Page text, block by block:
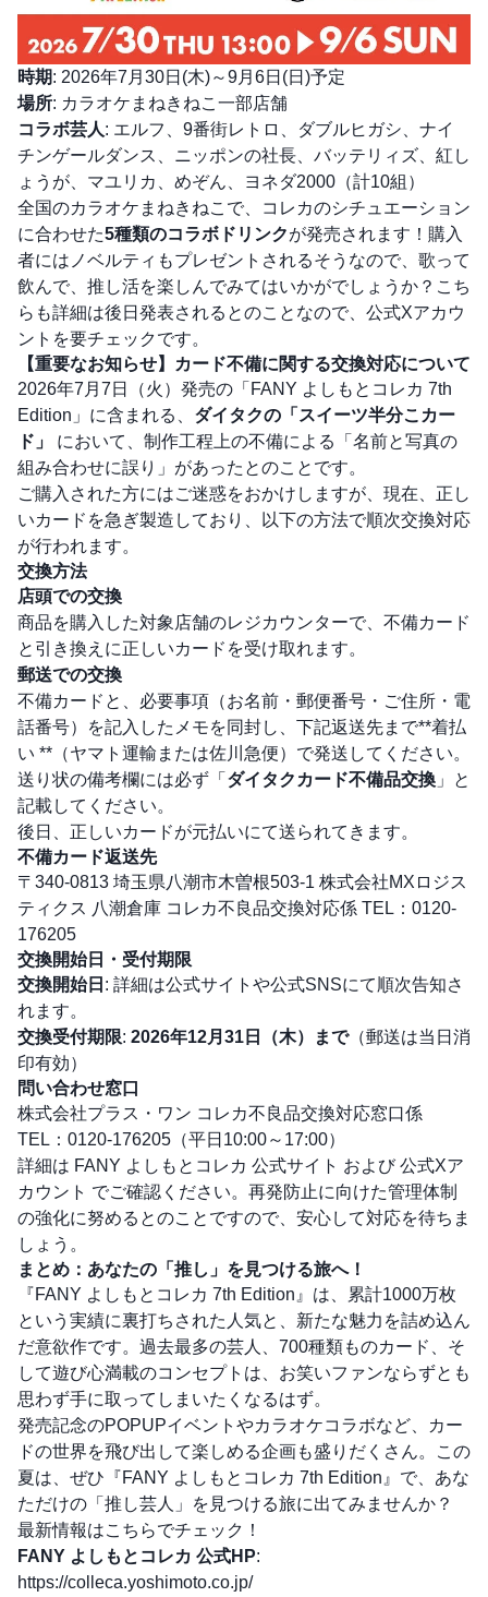
時期: 2026年7月30日(木)～9月6日(日)予定
場所: カラオケまねきねこ一部店舗
コラボ芸人: エルフ、9番街レトロ、ダブルヒガシ、ナイ
チンゲールダンス、ニッポンの社長、バッテリィズ、紅し
ょうが、マユリカ、めぞん、ヨネダ2000（計10組）
全国のカラオケまねきねこで、コレカのシチュエーション
に合わせた5種類のコラボドリンクが発売されます！購入
者にはノベルティもプレゼントされるそうなので、歌って
飲んで、推し活を楽しんでみてはいかがでしょうか？こち
らも詳細は後日発表されるとのことなので、公式Xアカウ
ントを要チェックです。
【重要なお知らせ】カード不備に関する交換対応について
2026年7月7日（火）発売の「FANY よしもとコレカ 7th
Edition」に含まれる、 ダイタクの「スイーツ半分こカー
ド」
において、制作工程上の不備による「名前と写真の
組み合わせに誤り」があったとのことです。
ご購入された方にはご迷惑をおかけしますが、現在、正し
いカードを急ぎ製造しており、以下の方法で順次交換対応
が行われます。
交換方法
店頭での交換
商品を購入した対象店舗のレジカウンターで、不備カード
と引き換えに正しいカードを受け取れます。
郵送での交換
不備カードと、必要事項（お名前・郵便番号・ご住所・電
話番号）を記入したメモを同封し、下記返送先まで**着払
い **（ヤマト運輸または佐川急便）で発送してください。
送り状の備考欄には必ず「 ダイタクカード不備品交換 」と
記載してください。
後日、正しいカードが元払いにて送られてきます。
不備カード返送先
〒340-0813 埼玉県八潮市木曽根503-1 株式会社MXロジス
ティクス 八潮倉庫 コレカ不良品交換対応係 TEL：0120-
176205
交換開始日・受付期限
交換開始日 : 詳細は公式サイトや公式SNSにて順次告知さ
れます。
交換受付期限: 2026年12月31日（木）まで（郵送は当日消
印有効）
問い合わせ窓口
株式会社プラス・ワン コレカ不良品交換対応窓口係
TEL：0120-176205（平日10:00～17:00）
詳細は FANY よしもとコレカ 公式サイト および公式Xア
カウント でご確認ください。再発防止に向けた管理体制
の強化に努めるとのことですので、安心して対応を待ちま
しょう。
まとめ：あなたの「推し」を見つける旅へ！
『FANY よしもとコレカ 7th Edition』は、累計1000万枚
という実績に裏打ちされた人気と、新たな魅力を詰め込ん
だ意欲作です。過去最多の芸人、700種類ものカード、そ
して遊び心満載のコンセプトは、お笑いファンならずとも
思わず手に取ってしまいたくなるはず。
発売記念のPOPUPイベントやカラオケコラボなど、カー
ドの世界を飛び出して楽しめる企画も盛りだくさん。この
夏は、ぜひ『FANY よしもとコレカ 7th Edition』で、あな
ただけの「推し芸人」を見つける旅に出てみませんか？
最新情報はこちらでチェック！
FANY よしもとコレカ 公式HP:
https://colleca.yoshimoto.co.jp/